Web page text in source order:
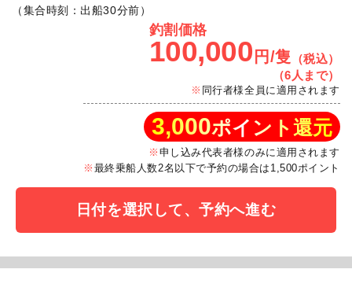
（集合時刻：出船30分前）
釣割価格
100,000 円/隻
（税込）
（6人まで）
同行者様全員に適用されます
3,000ポイント還元
申し込み代表者様のみに適用されます
最終乗船人数2名以下で予約の場合は1,500ポイント
日付を選択して、予約へ進む